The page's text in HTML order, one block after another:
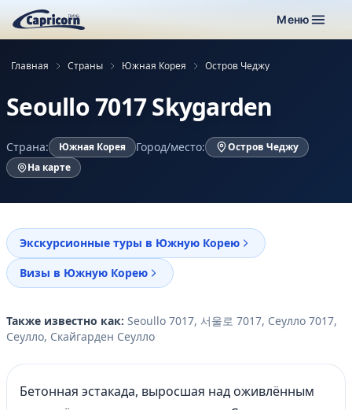
Меню
Главная Страны Южная Корея Остров Чеджу
Seoullo 7017 Skygarden
Страна: Южная Корея Город/место:
Остров Чеджу
На карте
Экскурсионные туры в Южную Корею
Визы в Южную Корею
Также известно как: Seoullo 7017, 서울로 7017, Сеулло 7017,
Сеулло, Скайгарден Сеулло
Бетонная эстакада, выросшая над оживлённым